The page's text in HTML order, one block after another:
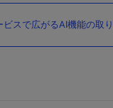
スで広がるAI機能の取